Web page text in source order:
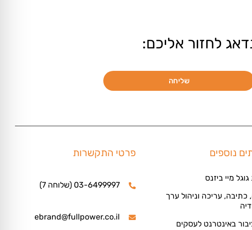
לחזור אליכם:
שליחה
נוספים
מיי ביזנס
עריכה וניהול ערך
באינטרנט לעסקים
פרטי התקשרות
03-6499997 (שלוחה 7)
ebrand@fullpower.co.il